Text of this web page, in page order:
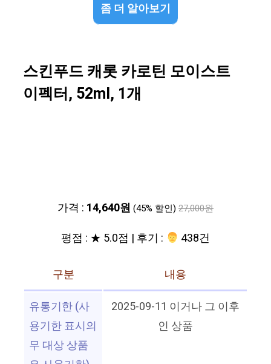
좀 더 알아보기
스킨푸드 캐롯 카로틴 모이스트
이펙터, 52ml, 1개
가격 : 14,640원 (45% 할인) 27,000원
평점 : ★ 5.0점 | 후기 : ‍‍ 438건
구분
내용
유통기한 (사
용기한 표시의
무 대상 상품
2025-09-11 이거나 그 이후
인 상품